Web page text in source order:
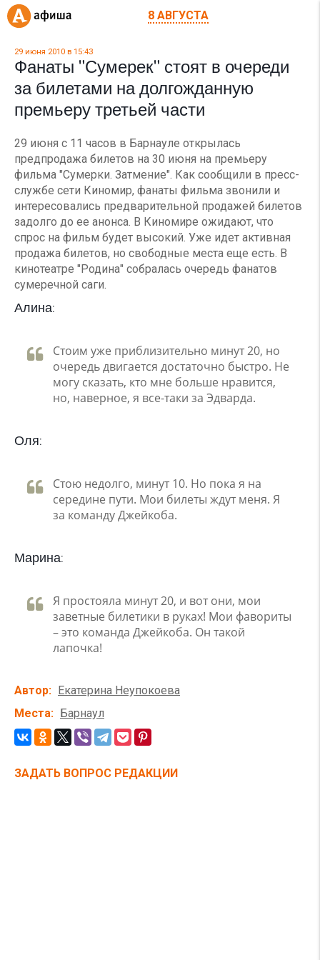
8 АВГУСТА
29 июня 2010 в 15:43
Фанаты "Сумерек" стоят в очереди
за билетами на долгожданную
премьеру третьей части
29 июня с 11 часов в Барнауле открылась
предпродажа билетов на 30 июня на премьеру
фильма "Сумерки. Затмение". Как сообщили в пресс-
службе сети Киномир, фанаты фильма звонили и
интересовались предварительной продажей билетов
задолго до ее анонса. В Киномире ожидают, что
спрос на фильм будет высокий. Уже идет активная
продажа билетов, но свободные места еще есть. В
кинотеатре "Родина" собралась очередь фанатов
сумеречной саги.
Алина:
Стоим уже приблизительно минут 20, но
очередь двигается достаточно быстро. Не
могу сказать, кто мне больше нравится,
но, наверное, я все-таки за Эдварда.
Оля:
Стою недолго, минут 10. Но пока я на
середине пути. Мои билеты ждут меня. Я
за команду Джейкоба.
Марина:
Я простояла минут 20, и вот они, мои
заветные билетики в руках! Мои фавориты
– это команда Джейкоба. Он такой
лапочка!
Автор
Екатерина Неупокоева
Места
Барнаул
ЗАДАТЬ ВОПРОС РЕДАКЦИИ